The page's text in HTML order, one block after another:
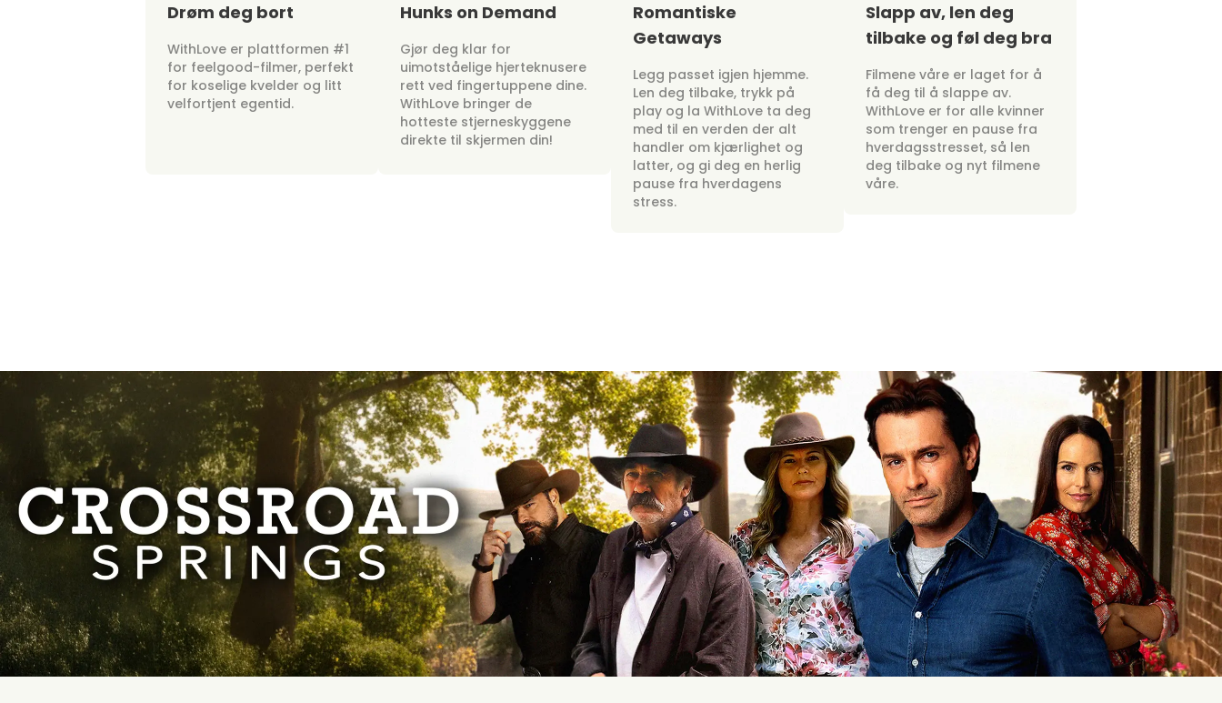
Drøm deg bort
WithLove er plattformen #1
for feelgood-filmer, perfekt
for koselige kvelder og litt
velfortjent egentid.
Hunks on Demand
Gjør deg klar for
uimotståelige hjerteknusere
rett ved fingertuppene dine.
WithLove bringer de
hotteste stjerneskyggene
direkte til skjermen din!
Romantiske
Getaways
Legg passet igjen hjemme.
Len deg tilbake, trykk på
play og la WithLove ta deg
med til en verden der alt
handler om kjærlighet og
latter, og gi deg en herlig
pause fra hverdagens
stress.
Slapp av, len deg
tilbake og føl deg bra
Filmene våre er laget for å
få deg til å slappe av.
WithLove er for alle kvinner
som trenger en pause fra
hverdagsstresset, så len
deg tilbake og nyt filmene
våre.